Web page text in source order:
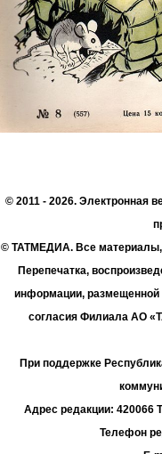
© 2011 - 2026. Электронная
© ТАТМЕДИА. Все
Перепечатка,
информации, размещенной
согласия Филиала АО
При поддержке
Адрес редакции: 420066
Телефон